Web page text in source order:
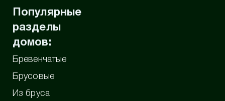
Популярные
разделы
домов:
Бревенчатые
Брусовые
Из бруса